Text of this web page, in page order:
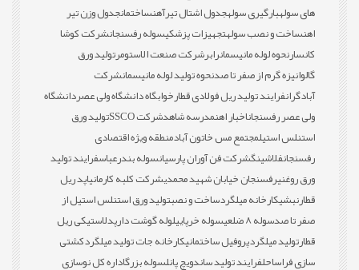
های سولهبارگیری سولهجدول اشتال تیرآهنساختمانجدول وزن تیر
اهنساخت و نصب سولهتجهیزات پزشکیسوله رفسنجانشرکت کوشا
کانسارنحوه لوله مانیسمانرابرشرکت صنعت الاستومرتولید ورق
گالوانیزه گرم از صفر تا صدنحوه تولید لوله مانیسمانشرکت
آبادگرانفرایند تولید ریل فولادی قطارخوابگاه دانشگاه ولی عصردانشگاه
ولی عصر رفسنجاناخبار اهنمدرسه شاهدشرکت SSCO
تولید ورق
استنلس استیلمجتمع مس خاتون آبادمنطقه ویژه اقتصادی
رفسنجانفلاشینگشرکت فن آوران پارسیانسوله بندرعباسفرایند تولید
ورق روغنیرفسنجان خیابان شهید محمدیشرکت کلبه کارمانیاپد ریل
قطارنبشیکارخانه میلگردساخت و نصبتولید ورق استنلس استیل از
صفر تا صدسوله 8 ضلعی سوله خرپاییلوله گوشت دارپدلاستیکی ریل
قطارتولید میلگردپروفیل ساختمانیکارخانه جات تولید میلگردکشتی
سازی فراساحلفرایند تولید ساندویچ پانلسوله بزرگاداره کل نوسازی